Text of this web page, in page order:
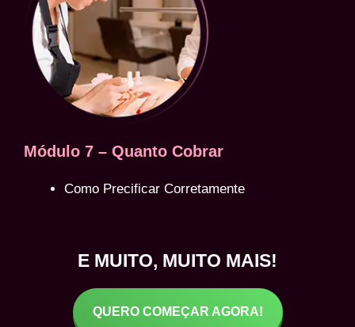
Módulo 7 – Quanto Cobrar
Como Precificar Corretamente
E MUITO, MUITO MAIS!
QUERO COMEÇAR AGORA!